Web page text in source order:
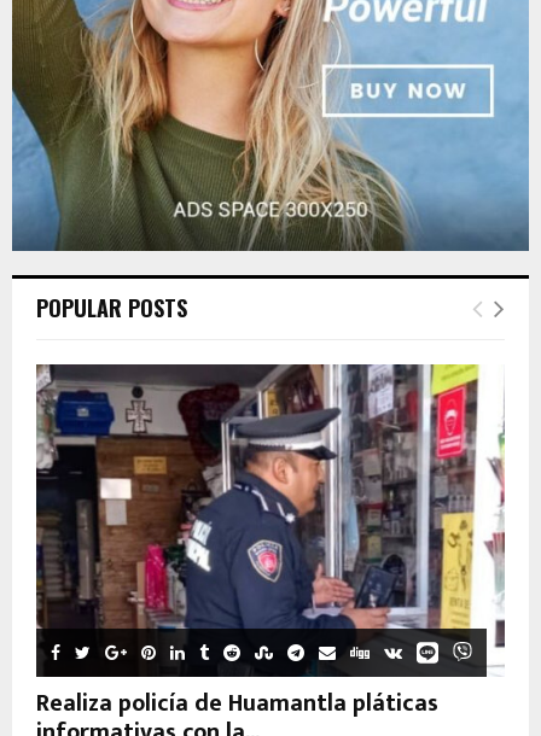
POPULAR POSTS
Realiza policía de Huamantla pláticas